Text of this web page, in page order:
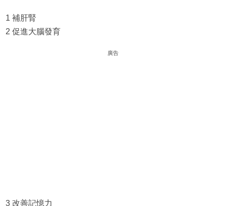
1 補肝腎
2 促進大腦發育
廣告
3 改善記憶力